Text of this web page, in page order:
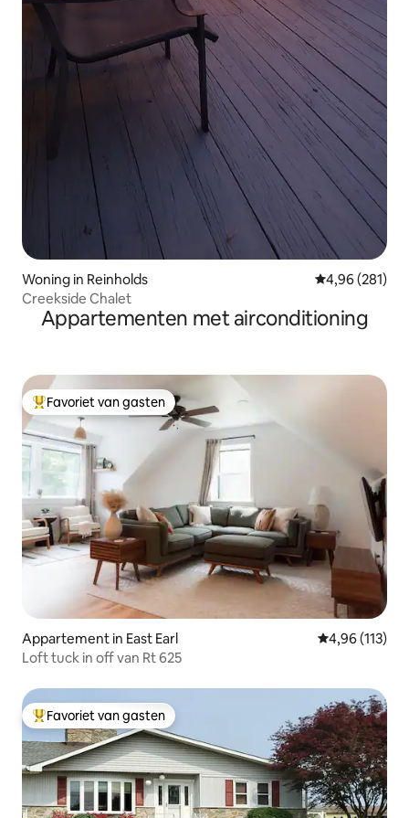
Woning in Reinholds Gemiddelde
4,96 (281)
Creekside Chalet
Appartementen met airconditioning
Topfavoriet van gasten
Favoriet van gasten
Appartement in East Earl Gemiddelde
4,96 (113)
Loft tuck in off van Rt 625
Topfavoriet van gasten
Favoriet van gasten